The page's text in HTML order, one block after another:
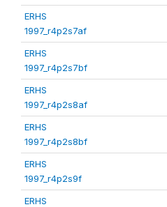
ERHS
1997_r4p2s7af
ERHS
1997_r4p2s7bf
ERHS
1997_r4p2s8af
ERHS
1997_r4p2s8bf
ERHS
1997_r4p2s9f
ERHS